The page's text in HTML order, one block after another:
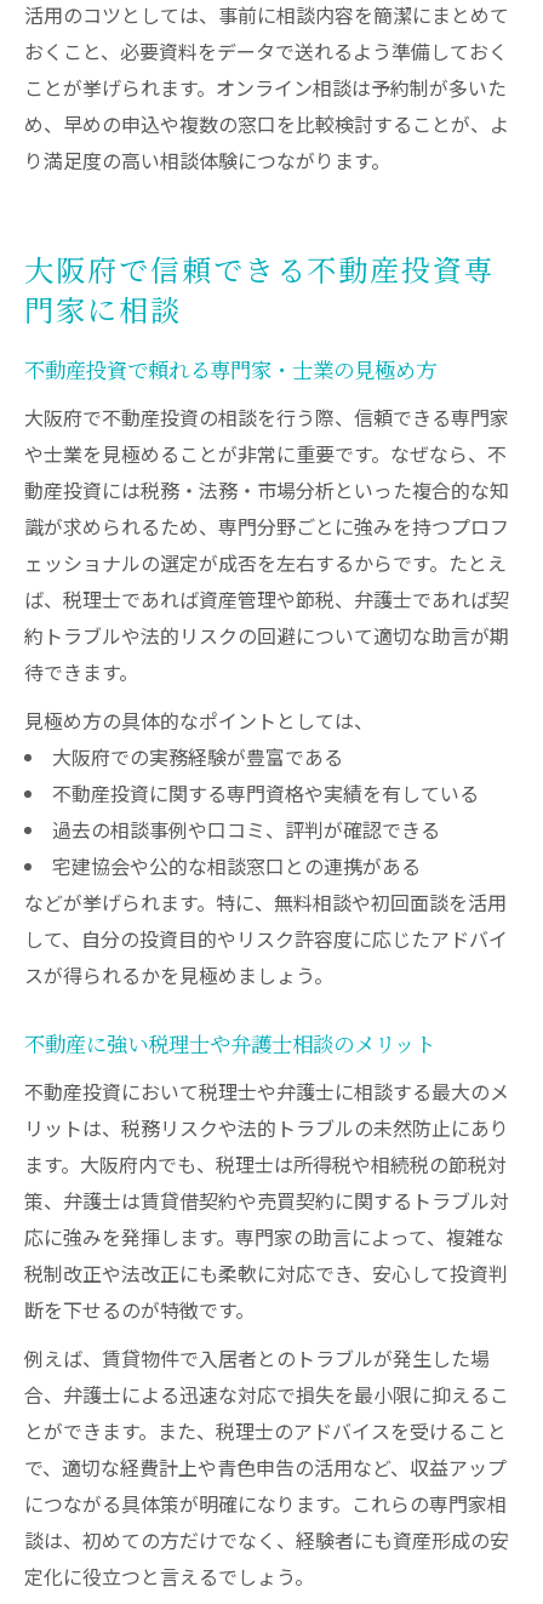
活用のコツとしては、事前に相談内容を簡潔にまとめて
おくこと、必要資料をデータで送れるよう準備しておく
ことが挙げられます。オンライン相談は予約制が多いた
め、早めの申込や複数の窓口を比較検討することが、よ
り満足度の高い相談体験につながります。
大阪府で信頼できる不動産投資専
門家に相談
不動産投資で頼れる専門家・士業の見極め方
大阪府で不動産投資の相談を行う際、信頼できる専門家
や士業を見極めることが非常に重要です。なぜなら、不
動産投資には税務・法務・市場分析といった複合的な知
識が求められるため、専門分野ごとに強みを持つプロフ
ェッショナルの選定が成否を左右するからです。たとえ
ば、税理士であれば資産管理や節税、弁護士であれば契
約トラブルや法的リスクの回避について適切な助言が期
待できます。
見極め方の具体的なポイントとしては、
大阪府での実務経験が豊富である
不動産投資に関する専門資格や実績を有している
過去の相談事例や口コミ、評判が確認できる
宅建協会や公的な相談窓口との連携がある
などが挙げられます。特に、無料相談や初回面談を活用
して、自分の投資目的やリスク許容度に応じたアドバイ
スが得られるかを見極めましょう。
不動産に強い税理士や弁護士相談のメリット
不動産投資において税理士や弁護士に相談する最大のメ
リットは、税務リスクや法的トラブルの未然防止にあり
ます。大阪府内でも、税理士は所得税や相続税の節税対
策、弁護士は賃貸借契約や売買契約に関するトラブル対
応に強みを発揮します。専門家の助言によって、複雑な
税制改正や法改正にも柔軟に対応でき、安心して投資判
断を下せるのが特徴です。
例えば、賃貸物件で入居者とのトラブルが発生した場
合、弁護士による迅速な対応で損失を最小限に抑えるこ
とができます。また、税理士のアドバイスを受けること
で、適切な経費計上や青色申告の活用など、収益アップ
につながる具体策が明確になります。これらの専門家相
談は、初めての方だけでなく、経験者にも資産形成の安
定化に役立つと言えるでしょう。